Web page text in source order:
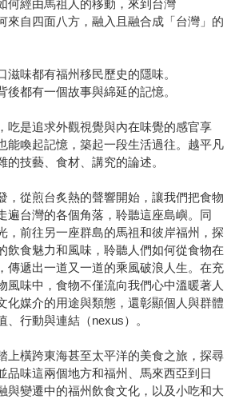
何經由馬祖人的移動，來到台灣
來自四面八方，融入且融合成「台灣」的
滋味都有福州移民歷史的隱味。
後都有一個故事與綿延的記憶。
吃是追求外觀視覺與內在味覺的感官享
能喚起記憶，築起一段生活過往。越平凡
的技藝、食材、講究的論述。
，從煎台炙熱的聲響開始，讓我們把食物
遍台灣的各個角落，聆聽這座島嶼。同
，前往另一座群島的馬祖和彼岸福州，探
飲食魅力和風味，聆聽人們如何從食物在
傳遞出一道又一道的乘風破浪人生。在充
風味中，食物不僅流向我們心中溫暖著人
化媒介的用途與類態，還彰顯個人與群體
行動與連結（nexus）。
上橫跨東海甚至太平洋的美食之旅，探尋
品味這兩個地方和福州、馬來西亞到日
與變遷中的福州飲食文化，以及小吃和大